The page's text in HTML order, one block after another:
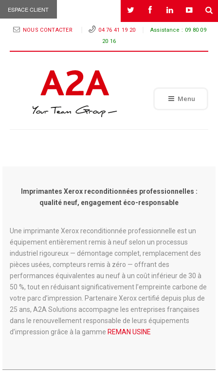
ESPACE CLIENT
NOUS CONTACTER 04 76 41 19 20 Assistance : 09 80 09
20 16
Menu
Imprimantes Xerox reconditionnées professionnelles :
qualité neuf, engagement éco-responsable
Une imprimante Xerox reconditionnée professionnelle est un
équipement entièrement remis à neuf selon un processus
industriel rigoureux — démontage complet, remplacement des
pièces usées, compteurs remis à zéro — offrant des
performances équivalentes au neuf à un coût inférieur de 30 à
50 %, tout en réduisant significativement l’empreinte carbone de
votre parc d’impression. Partenaire Xerox certifié depuis plus de
25 ans, A2A Solutions accompagne les entreprises françaises
dans le renouvellement responsable de leurs équipements
d’impression grâce à la gamme REMAN USINE